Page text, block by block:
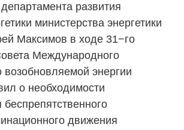
развития
министерства энергетики
Максимов в ходе 31−го
Международного
возобновляемой энергии
о необходимости
беспрепятственного
движения